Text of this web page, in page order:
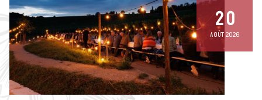
20
AOÛT 2026